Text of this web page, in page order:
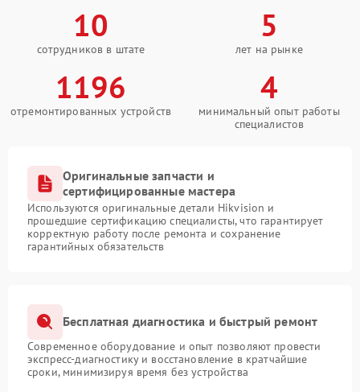
10
сотрудников в штате
5
лет на рынке
1196
отремонтированных устройств
4
минимальный опыт работы
специалистов
Оригинальные запчасти и
сертифицированные мастера
Используются оригинальные детали Hikvision и
прошедшие сертификацию специалисты, что гарантирует
корректную работу после ремонта и сохранение
гарантийных обязательств
Бесплатная диагностика и быстрый ремонт
Современное оборудование и опыт позволяют провести
экспресс-диагностику и восстановление в кратчайшие
сроки, минимизируя время без устройства